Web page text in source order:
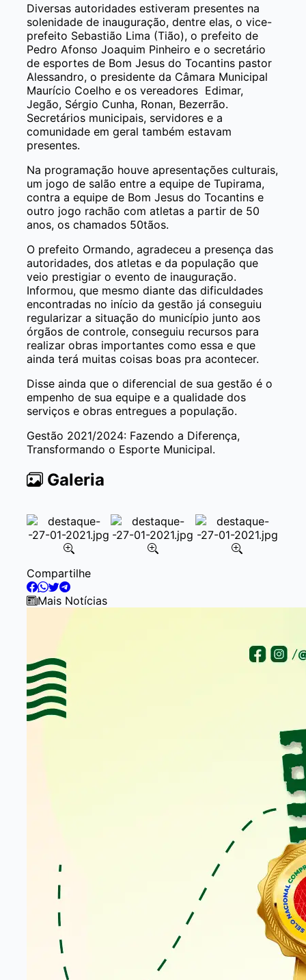
Diversas autoridades estiveram presentes na
solenidade de inauguração, dentre elas, o vice-
prefeito Sebastião Lima (Tião), o prefeito de
Pedro Afonso Joaquim Pinheiro e o secretário
de esportes de Bom Jesus do Tocantins pastor
Alessandro, o presidente da Câmara Municipal
Maurício Coelho e os vereadores Edimar,
Jegão, Sérgio Cunha, Ronan, Bezerrão.
Secretários municipais, servidores e a
comunidade em geral também estavam
presentes.
Na programação houve apresentações culturais,
um jogo de salão entre a equipe de Tupirama,
contra a equipe de Bom Jesus do Tocantins e
outro jogo rachão com atletas a partir de 50
anos, os chamados 50tãos.
O prefeito Ormando, agradeceu a presença das
autoridades, dos atletas e da população que
veio prestigiar o evento de inauguração.
Informou, que mesmo diante das dificuldades
encontradas no início da gestão já conseguiu
regularizar a situação do município junto aos
órgãos de controle, conseguiu recursos para
realizar obras importantes como essa e que
ainda terá muitas coisas boas pra acontecer.
Disse ainda que o diferencial de sua gestão é o
empenho de sua equipe e a qualidade dos
serviços e obras entregues a população.
Gestão 2021/2024: Fazendo a Diferença,
Transformando o Esporte Municipal.
Galeria
Item
2
of
Compartilhe
Mais Notícias